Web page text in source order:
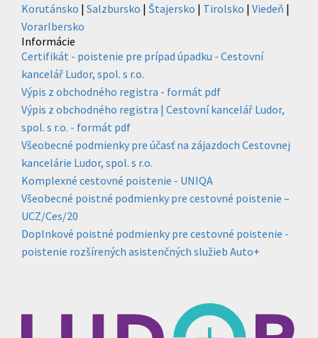
Korutánsko | Salzbursko | Štajersko | Tirolsko | Viedeň |
Vorarlbersko
Informácie
Certifikát - poistenie pre prípad úpadku - Cestovní
kancelář Ludor, spol. s r.o.
Výpis z obchodného registra - formát pdf
Výpis z obchodného registra | Cestovní kancelář Ludor,
spol. s r.o. - formát pdf
Všeobecné podmienky pre účasť na zájazdoch Cestovnej
kancelárie Ludor, spol. s r.o.
Komplexné cestovné poistenie - UNIQA
Všeobecné poistné podmienky pre cestovné poistenie –
UCZ/Ces/20
Doplnkové poistné podmienky pre cestovné poistenie -
poistenie rozšírených asistenčných služieb Auto+